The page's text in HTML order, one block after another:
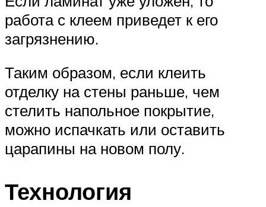
работа с клеем приведет к его
загрязнению.
Таким образом, если клеить
отделку на стены раньше, чем
стелить напольное покрытие,
можно испачкать или оставить
царапины на новом полу.
Технология